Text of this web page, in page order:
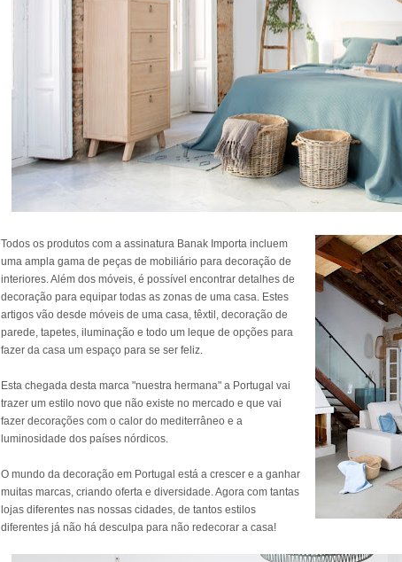
Todos os produtos com a assinatura Banak Importa incluem
uma ampla gama de peças de mobiliário para decoração de
interiores. Além dos móveis, é possível encontrar detalhes de
decoração para equipar todas as zonas de uma casa. Estes
artigos vão desde móveis de uma casa, têxtil, decoração de
parede, tapetes, iluminação e todo um leque de opções para
fazer da casa um espaço para se ser feliz.
Esta chegada desta marca "nuestra hermana" a Portugal vai
trazer um estilo novo que não existe no mercado e que vai
fazer decorações com o calor do mediterrâneo e a
luminosidade dos países nórdicos.
O mundo da decoração em Portugal está a crescer e a ganhar
muitas marcas, criando oferta e diversidade. Agora com tantas
lojas diferentes nas nossas cidades, de tantos estilos
diferentes já não há desculpa para não redecorar a casa!